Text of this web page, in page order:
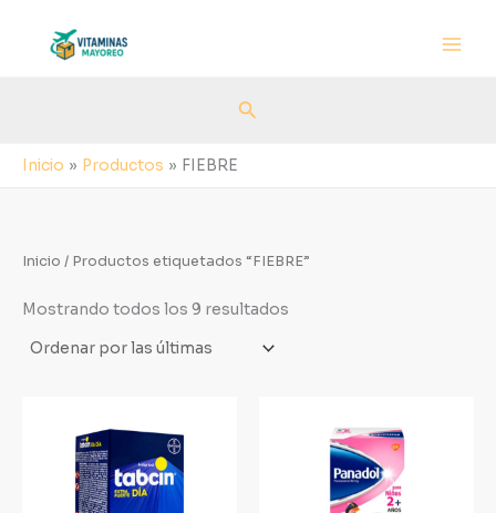
contenido
Buscar
Inicio Productos FIEBRE
Inicio / Productos etiquetados “FIEBRE”
Mostrando todos los 9 resultados